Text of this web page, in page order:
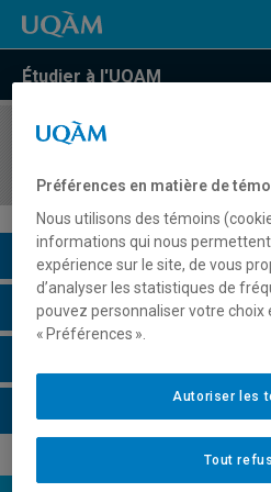
Étudier à l'UQAM
COURS//
Description du cours
Horaire - Été 2026
Préférences en matière de
Nous utilisons des témoins
informations qui nous permettent
expérience sur le site, de vous
d’analyser les statistiques de
pouvez personnaliser votre choix
« Préférences ».
Tout
Autoriser les